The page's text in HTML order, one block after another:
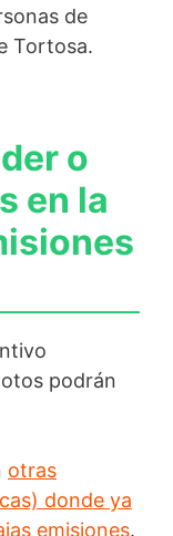
de
Tortosa.
o
en la
podrán
otras
donde ya
emisiones.